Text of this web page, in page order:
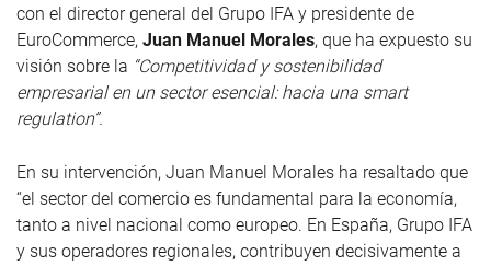
con el director general del Grupo IFA y presidente de
EuroCommerce, Juan Manuel Morales, que ha expuesto su
visión sobre la “Competitividad y sostenibilidad
empresarial en un sector esencial: hacia una smart
regulation”.
En su intervención, Juan Manuel Morales ha resaltado que
“el sector del comercio es fundamental para la economía,
tanto a nivel nacional como europeo. En España, Grupo IFA
y sus operadores regionales, contribuyen decisivamente a